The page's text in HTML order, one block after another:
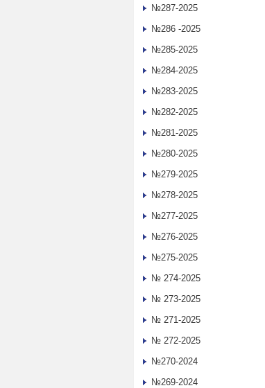
№287-2025
№286 -2025
№285-2025
№284-2025
№283-2025
№282-2025
№281-2025
№280-2025
№279-2025
№278-2025
№277-2025
№276-2025
№275-2025
№ 274-2025
№ 273-2025
№ 271-2025
№ 272-2025
№270-2024
№269-2024